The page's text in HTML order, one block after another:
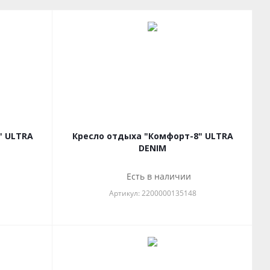
Кресло отдыха "Комфорт-8" ULTRA
DENIM
Есть в наличии
Артикул: 2200000135148